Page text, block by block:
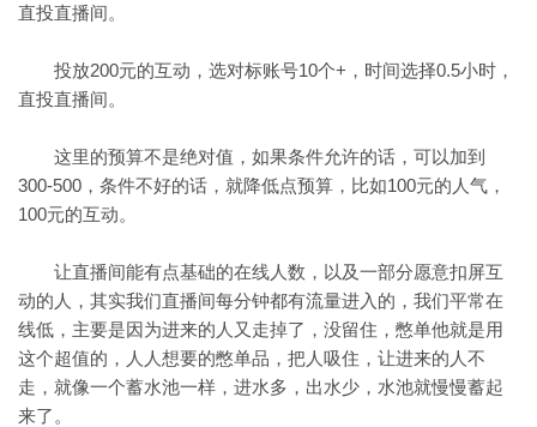
直投直播间。
投放200元的互动，选对标账号10个+，时间选择0.5小时，
直投直播间。
这里的预算不是绝对值，如果条件允许的话，可以加到
300-500，条件不好的话，就降低点预算，比如100元的人气，
100元的互动。
让直播间能有点基础的在线人数，以及一部分愿意扣屏互
动的人，其实我们直播间每分钟都有流量进入的，我们平常在
线低，主要是因为进来的人又走掉了，没留住，憋单他就是用
这个超值的，人人想要的憋单品，把人吸住，让进来的人不
走，就像一个蓄水池一样，进水多，出水少，水池就慢慢蓄起
来了。